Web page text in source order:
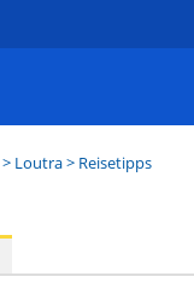
> Loutra> Reisetipps